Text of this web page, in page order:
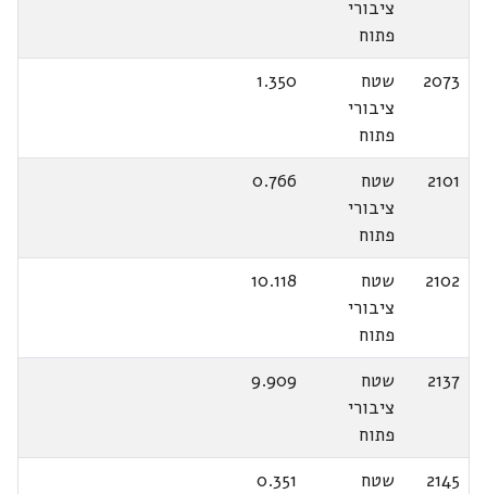
ציבורי
פתוח
2073
שטח
ציבורי
פתוח
1.350
2101
שטח
ציבורי
פתוח
0.766
2102
שטח
ציבורי
פתוח
10.118
2137
שטח
ציבורי
פתוח
9.909
2145
שטח
0.351